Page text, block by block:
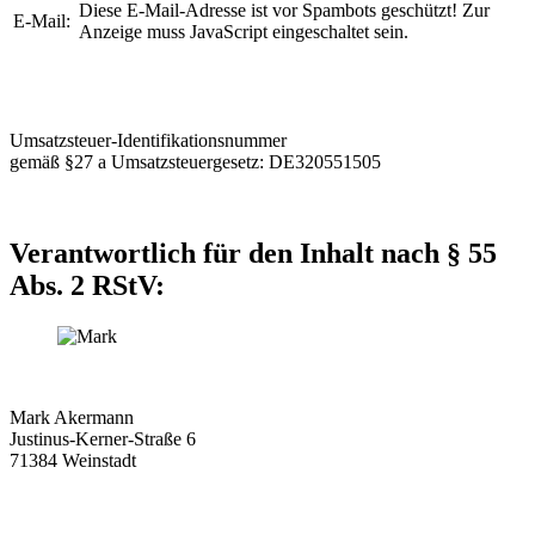
E-Mail:
Diese E-Mail-Adresse ist vor Spambots geschützt! Zur
Anzeige muss JavaScript eingeschaltet sein.
Umsatzsteuer-Identifikationsnummer
gemäß §27 a Umsatzsteuergesetz: DE320551505
Verantwortlich für den Inhalt nach § 55
Abs. 2 RStV:
Mark Akermann
Justinus-Kerner-Straße 6
71384 Weinstadt